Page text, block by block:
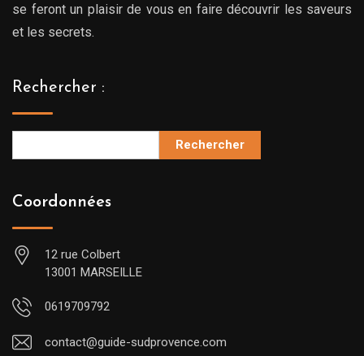
se feront un plaisir de vous en faire découvrir les saveurs
et les secrets.
Rechercher :
Rechercher
Coordonnées
12 rue Colbert
13001 MARSEILLE
0619709792
contact@guide-sudprovence.com